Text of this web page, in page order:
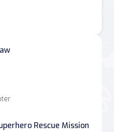
Rescue Mission